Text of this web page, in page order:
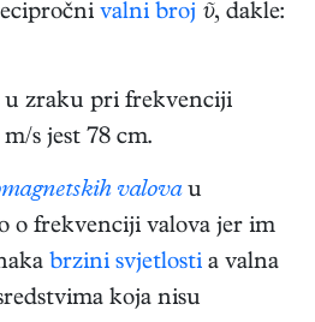
valni broj ῦ, dakle:
u zraku pri frekvenciji
s jest 78 cm.
valovau
o frekvenciji valova jer im
brzini svjetlosti a valna
koja nisu